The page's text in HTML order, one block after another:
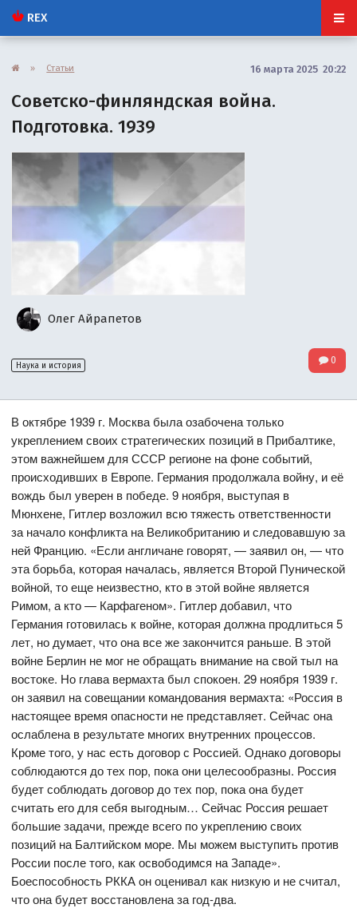
REX
» Статьи 16 марта 2025 20:22
Советско-финляндская война.
Подготовка. 1939
Олег Айрапетов
Наука и история 0
В октябре 1939 г. Москва была озабочена только
укреплением своих стратегических позиций в Прибалтике,
этом важнейшем для СССР регионе на фоне событий,
происходивших в Европе. Германия продолжала войну, и её
вождь был уверен в победе. 9 ноября, выступая в
Мюнхене, Гитлер возложил всю тяжесть ответственности
за начало конфликта на Великобританию и следовавшую за
ней Францию. «Если англичане говорят, — заявил он, — что
эта борьба, которая началась, является Второй Пунической
войной, то еще неизвестно, кто в этой войне является
Римом, а кто — Карфагеном». Гитлер добавил, что
Германия готовилась к войне, которая должна продлиться 5
лет, но думает, что она все же закончится раньше. В этой
войне Берлин не мог не обращать внимание на свой тыл на
востоке. Но глава вермахта был спокоен. 29 ноября 1939 г.
он заявил на совещании командования вермахта: «Россия в
настоящее время опасности не представляет. Сейчас она
ослаблена в результате многих внутренних процессов.
Кроме того, у нас есть договор с Россией. Однако договоры
соблюдаются до тех пор, пока они целесообразны. Россия
будет соблюдать договор до тех пор, пока она будет
считать его для себя выгодным… Сейчас Россия решает
большие задачи, прежде всего по укреплению своих
позиций на Балтийском море. Мы можем выступить против
России после того, как освободимся на Западе».
Боеспособность РККА он оценивал как низкую и не считал,
что она будет восстановлена за год-два.